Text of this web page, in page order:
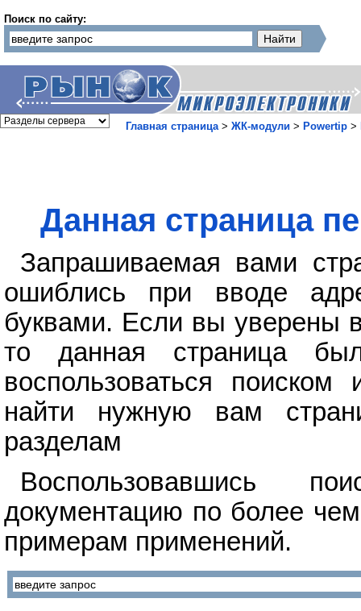
Поиск по сайту:
Главная страница> ЖК-модули > Powertip >
Данная страница
Запрашиваемая вами
ошиблись при вводе
буквами. Если вы уверены
то данная страница
воспользоваться поиском
найти нужную вам
разделам
Воспользовавшись
документацию по более
примерам применений.